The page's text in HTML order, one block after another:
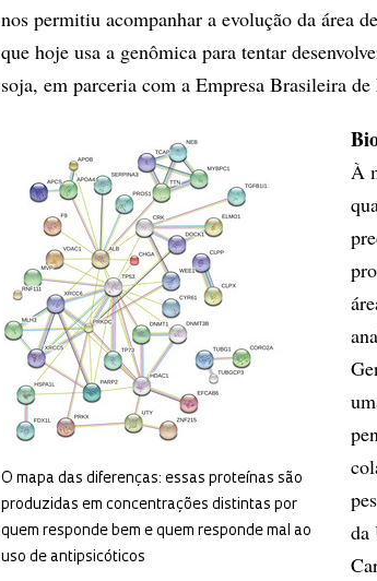
nos permitiu acompanhar a evolução da área
que hoje usa a genômica para tentar
soja, em parceria com a Empresa Brasileira
O mapa das diferenças: essas proteínas são
produzidas em concentrações distintas por
quem responde bem e quem responde mal ao
uso de antipsicóticos
À
da